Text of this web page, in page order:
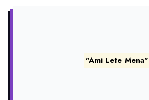
"Ami Lete Mena"